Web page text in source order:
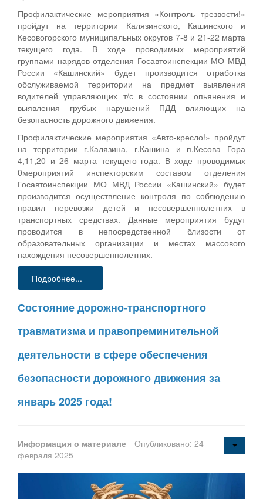
Профилактические мероприятия «Контроль трезвости!»
пройдут на территории Калязинского, Кашинского и
Кесовогорского муниципальных округов 7-8 и 21-22 марта
текущего года. В ходе проводимых мероприятий
группами нарядов отделения Госавтоинспекции МО МВД
России «Кашинский» будет производится отработка
обслуживаемой территории на предмет выявления
водителей управляющих т/с в состоянии опьянения и
выявления грубых нарушений ПДД влияющих на
безопасность дорожного движения.
Профилактические мероприятия «Авто-кресло!» пройдут
на территории г.Калязина, г.Кашина и п.Кесова Гора
4,11,20 и 26 марта текущего года. В ходе проводимых
0мероприятий инспекторским составом отделения
Госавтоинспекции МО МВД России «Кашинский» будет
производится осуществление контроля по соблюдению
правил перевозки детей и несовершеннолетних в
транспортных средствах. Данные мероприятия будут
проводится в непосредственной близости от
образовательных организации и местах массового
нахождения несовершеннолетних.
Подробнее...
Состояние дорожно-транспортного
травматизма и правопреминительной
деятельности в сфере обеспечения
безопасности дорожного движения за
январь 2025 года!
Информация о материале
Опубликовано: 24
февраля 2025